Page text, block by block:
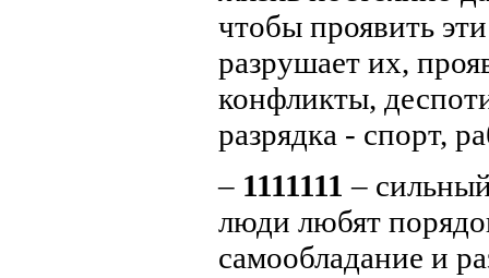
чтобы проявить
разрушает их,
конфликты,
разрядка - спорт,
– 1111111–
люди любят
самообладание и